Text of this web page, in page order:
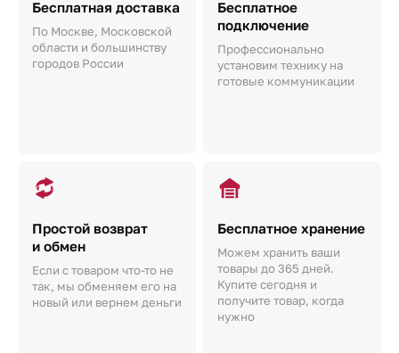
Бесплатная доставка
По Москве, Московской
области и большинству
городов России
Бесплатное
подключение
Профессионально
установим технику на
готовые коммуникации
Простой возврат
и обмен
Если с товаром что-то не
так, мы обменяем его на
новый или вернем деньги
Бесплатное хранение
Можем хранить ваши
товары до 365 дней.
Купите сегодня и
получите товар, когда
нужно